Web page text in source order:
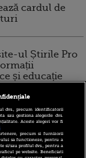
cardul de
ul Știrile Pro
și educație
decizii
inteligente
dvs., precum identificatorii
sau gestiona alegerile dvs.
Aceste alegeri vor fi
precum si furnizorii
ului sa functioneze, pentru a
si/sau profilul dvs., pentru a
pe website. Beneficiati